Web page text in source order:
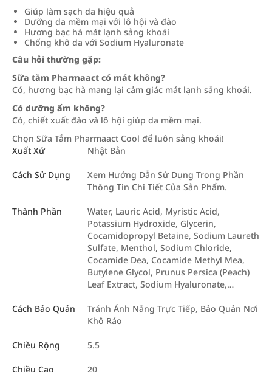
Giúp làm sạch da hiệu quả
Dưỡng da mềm mại với lô hội và đào
Hương bạc hà mát lạnh sảng khoái
Chống khô da với Sodium Hyaluronate
Câu hỏi thường gặp:
Sữa tắm Pharmaact có mát không?
Có, hương bạc hà mang lại cảm giác mát lạnh sảng khoái.
Có dưỡng ẩm không?
Có, chiết xuất đào và lô hội giúp da mềm mại.
Chọn Sữa Tắm Pharmaact Cool để luôn sảng khoái!
Xuất Xứ
Nhật Bản
Cách Sử Dụng
Xem Hướng Dẫn Sử Dụng Trong Phần
Thông Tin Chi Tiết Của Sản Phẩm.
Thành Phần
Water, Lauric Acid, Myristic Acid,
Potassium Hydroxide, Glycerin,
Cocamidopropyl Betaine, Sodium Laureth
Sulfate, Menthol, Sodium Chloride,
Cocamide Dea, Cocamide Methyl Mea,
Butylene Glycol, Prunus Persica (Peach)
Leaf Extract, Sodium Hyaluronate,…
Cách Bảo Quản
Tránh Ánh Nắng Trực Tiếp, Bảo Quản Nơi
Khô Ráo
Chiều Rộng 5.5
Chiều Cao 20